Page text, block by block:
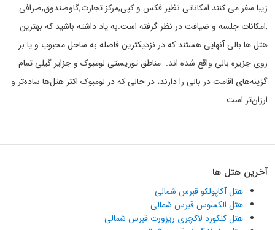
زیبا سفر می کنند امکاناتی نظیر فکس و کپی,مرکز تجارت,گاوصندوق,صرافی
,امکانات جلسه و ضیافت در نظر گرفته است.به یاد داشته باشید که بهترین
هتل ها بالی آنهایی هستند که در نزدیکترین فاصله به ساحل محبوب و یا بر
روی جزیره بالی واقع شده اند. مناطق توریستی لومبوک و جزایر گیلی تمام
گزینه‌های اقامت در بالی را دارند، در حالی که در لومبوک اکثر هتل‌ها ساده‌تر و
ارزان‌تر است.
آخرین هتل ها
هتل آکاپولکو قبرس شمالی
هتل الکسوس قبرس شمالی
هتل کنکورد لاکچری ریزورت قبرس شمالی